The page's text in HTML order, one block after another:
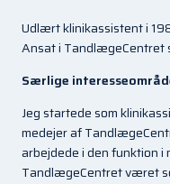
Udlært klinikassistent i
Ansat i TandlægeCentret
Særlige
Jeg startede som
medejer af
arbejdede i den funktion i
TandlægeCentret været